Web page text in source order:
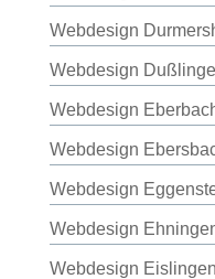
Webdesign
Webdesign
Webdesign
Webdesign
Webdesign
Webdesign
Webdesign Eislingen